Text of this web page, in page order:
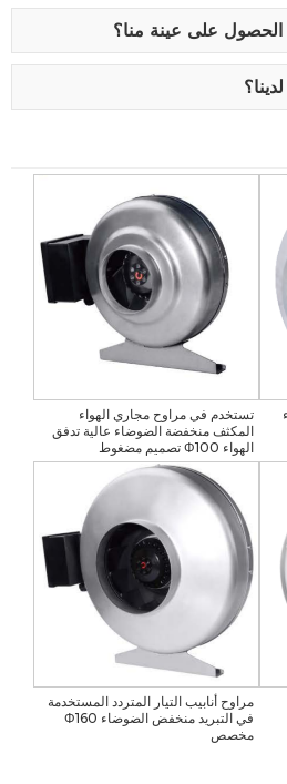
على عينة منا؟
تستخدم في مراوح مجاري الهواء
المكثف منخفضة الضوضاء عالية تدفق
الهواء Φ100 تصميم مضغوط
مراوح أنابيب التيار المتردد المستخدمة
في التبريد منخفض الضوضاء Φ160
مخصص